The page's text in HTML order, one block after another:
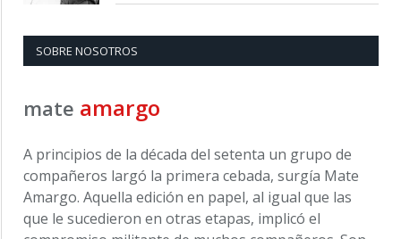
SOBRE NOSOTROS
mate amargo
A principios de la década del setenta un grupo de
compañeros largó la primera cebada, surgía Mate
Amargo. Aquella edición en papel, al igual que las
que le sucedieron en otras etapas, implicó el